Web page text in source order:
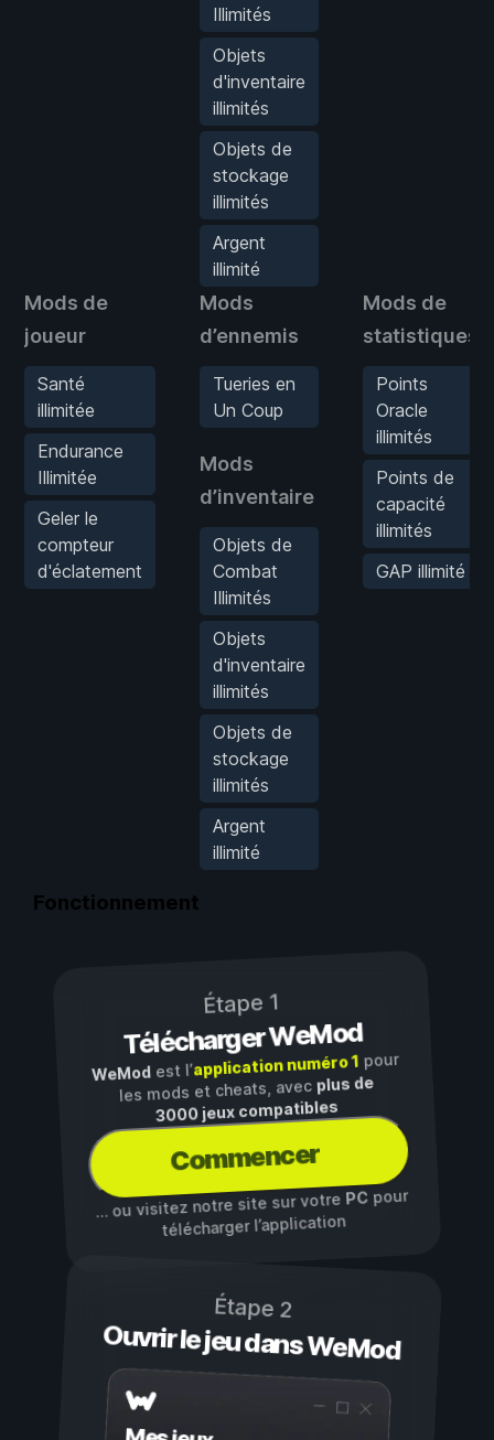
Illimités
Objets
d'inventaire
illimités
Objets de
stockage
illimités
Argent
illimité
Mods de
joueur
Santé
illimitée
Endurance
Illimitée
Geler le
compteur
d'éclatement
Mods
d’ennemis
Tueries en
Un Coup
Mods
d’inventaire
Objets de
Combat
Illimités
Objets
d'inventaire
illimités
Objets de
stockage
illimités
Argent
illimité
Mods de
statistiques
Points
Oracle
illimités
Points de
capacité
illimités
GAP illimité
Fonctionnement
Étape 1
Télécharger WeMod
WeModest l’application numéro 1pour
les mods et cheats, avec plus de
3000 jeux compatibles
Commencer
… ou visitez notre site sur votre PCpour
télécharger l’application
Étape 2
Ouvrir le jeu dans WeMod